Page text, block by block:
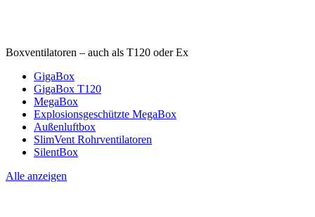
Boxventilatoren – auch als T120 oder Ex
GigaBox
GigaBox T120
MegaBox
Explosionsgeschützte MegaBox
Außenluftbox
SlimVent Rohrventilatoren
SilentBox
Alle anzeigen